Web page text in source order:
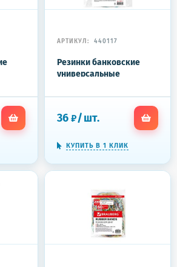
АРТИКУЛ: 440117
Резинки банковские
универсальные
50 г, цветные,
натуральный каучук,
440117
36 ₽/шт.
КУПИТЬ В 1 КЛИК